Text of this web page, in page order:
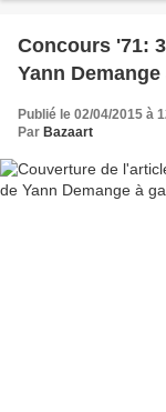
Concours '71:
Yann
Publié le 02/04/2015 à
Par Bazaart